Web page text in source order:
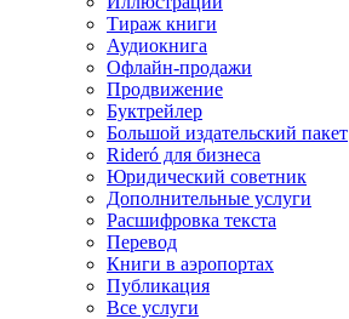
Тираж книги
Аудиокнига
Офлайн-продажи
Продвижение
Буктрейлер
Большой издательский пакет
Rideró для бизнеса
Юридический советник
Дополнительные услуги
Расшифровка текста
Перевод
Книги в аэропортах
Публикация
Все услуги